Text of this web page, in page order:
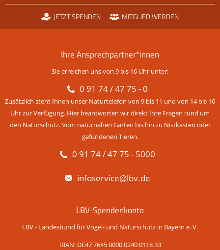
JETZT SPENDEN MITGLIED WERDEN
Ihre Ansprechpartner*innen
Sie erreichen uns von 9 bis 16 Uhr unter:
0 91 74 / 47 75 - 0
Zusätzlich steht Ihnen unser Naturtelefon von 9 bis 11 und von 14 bis 16
Uhr zur Verfügung. Hier beantworten wir direkt Ihre Fragen rund um
den Naturschutz. Vom naturnahen Garten bis hin zu Nistkästen oder
gefundenen Tieren.
0 91 74 / 47 75 - 5000
infoservice@lbv.de
LBV-Spendenkonto
LBV - Landesbund für Vogel- und Naturschutz in Bayern e. V.
IBAN: DE47 7645 0000 0240 0118 33